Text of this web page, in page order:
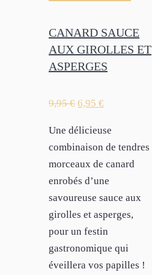
CANARD SAUCE
AUX GIROLLES ET
ASPERGES
9,95€ 6,95 €
Une délicieuse
combinaison de tendres
morceaux de canard
enrobés d’une
savoureuse sauce aux
girolles et asperges,
pour un festin
gastronomique qui
éveillera vos papilles !